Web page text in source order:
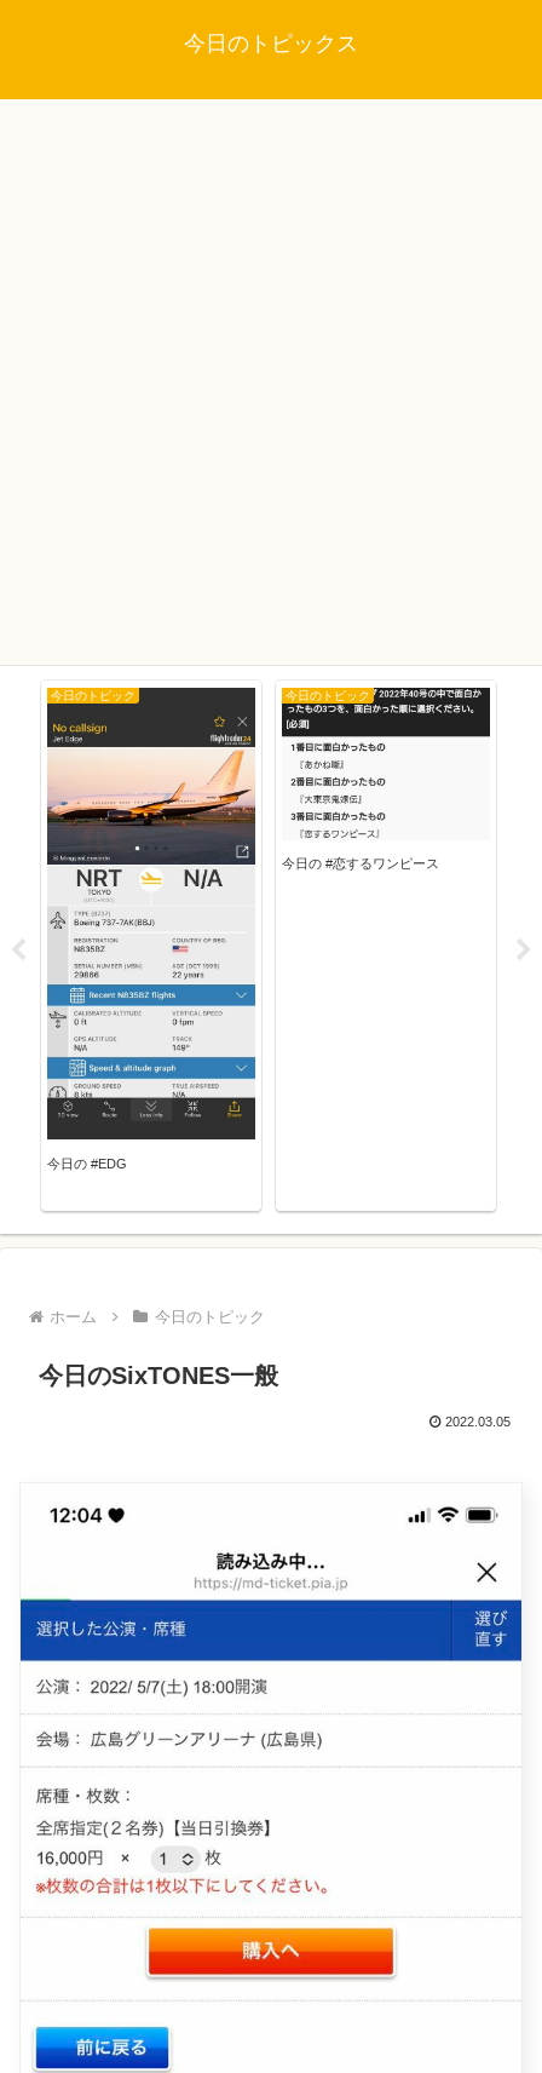
今日のトピックス
今日のトピック
今日の #EDG
今日のトピック
今日の #恋するワンピース
ホーム 今日のトピック
今日のSixTONES一般
2022.03.05